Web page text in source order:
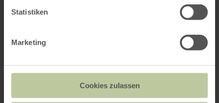
Statistiken
Marketing
Cookies zulassen